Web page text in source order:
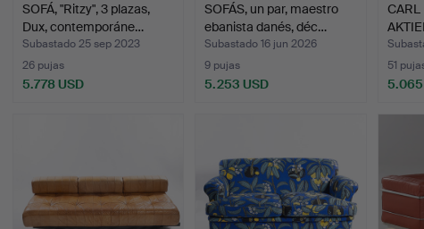
SOFÁ, "Ritzy", 3 plazas,
Dux, contemporáne…
Subastado 25 sep 2023
26 pujas
5.778 USD
SOFÁS, un par, maestro
ebanista danés, déc…
Subastado 16 jun 2026
9 pujas
5.253 USD
CARL
…
51
5.065